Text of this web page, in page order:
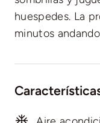
huespedes. La
minutos